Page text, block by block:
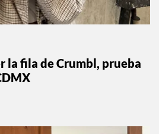
la fila de Crumbl, prueba